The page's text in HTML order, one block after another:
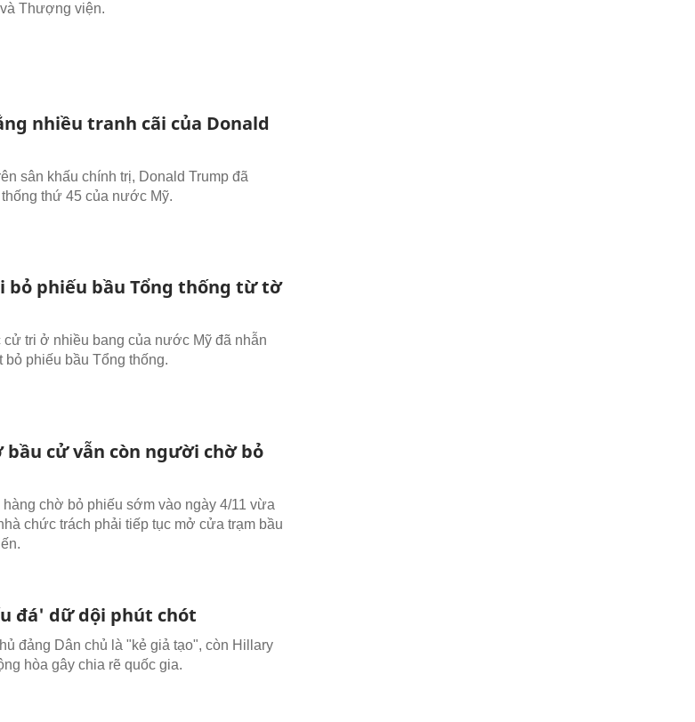
Thượng viện.
nhiều tranh cãi của Donald
sân khấu chính trị, Donald Trump đã
thứ 45 của nước Mỹ.
bỏ phiếu bầu Tổng thống từ tờ
tri ở nhiều bang của nước Mỹ đã nhẫn
phiếu bầu Tổng thống.
cử vẫn còn người chờ bỏ
chờ bỏ phiếu sớm vào ngày 4/11 vừa
chức trách phải tiếp tục mở cửa trạm bầu
đá' dữ dội phút chót
đảng Dân chủ là "kẻ giả tạo", còn Hillary
hòa gây chia rẽ quốc gia.